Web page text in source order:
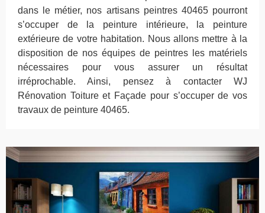
dans le métier, nos artisans peintres 40465 pourront
s’occuper de la peinture intérieure, la peinture
extérieure de votre habitation. Nous allons mettre à la
disposition de nos équipes de peintres les matériels
nécessaires pour vous assurer un résultat
irréprochable. Ainsi, pensez à contacter WJ
Rénovation Toiture et Façade pour s’occuper de vos
travaux de peinture 40465.